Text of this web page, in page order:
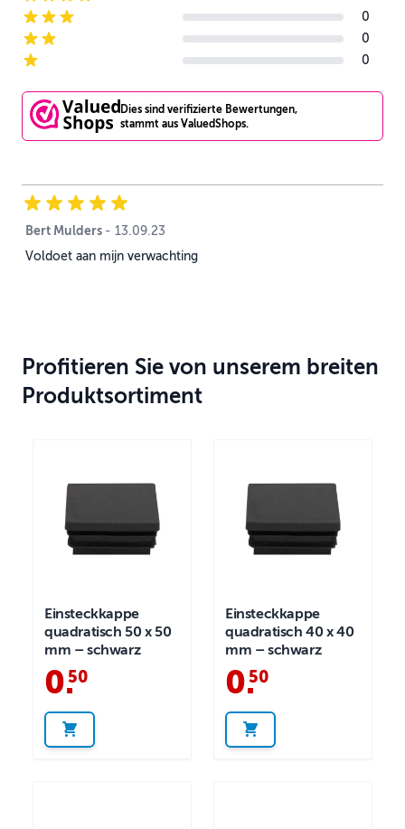
4-star reviews
3-star reviews
0
2-star reviews
0
1-star reviews
0
Dies sind verifizierte Bewertungen,
stammt aus ValuedShops.
Bert Mulders - 13. September 2023
13.09.23
Voldoet aan mijn verwachting
Profitieren Sie von unserem breiten
Produktsortiment
Einsteckkappe
quadratisch 50 x 50
mm – schwarz
0.
50
Einsteckkappe
quadratisch 40 x 40
mm – schwarz
0.
50